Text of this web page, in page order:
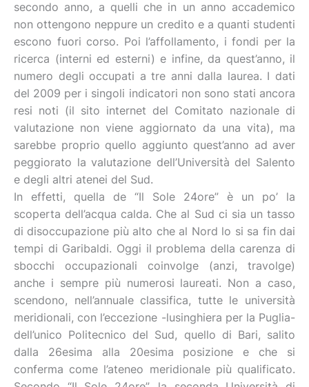
secondo anno, a quelli che in un anno accademico
non ottengono neppure un credito e a quanti studenti
escono fuori corso. Poi l’affollamento, i fondi per la
ricerca (interni ed esterni) e infine, da quest’anno, il
numero degli occupati a tre anni dalla laurea. I dati
del 2009 per i singoli indicatori non sono stati ancora
resi noti (il sito internet del Comitato nazionale di
valutazione non viene aggiornato da una vita), ma
sarebbe proprio quello aggiunto quest’anno ad aver
peggiorato la valutazione dell’Università del Salento
e degli altri atenei del Sud.
In effetti, quella de “Il Sole 24ore” è un po’ la
scoperta dell’acqua calda. Che al Sud ci sia un tasso
di disoccupazione più alto che al Nord lo si sa fin dai
tempi di Garibaldi. Oggi il problema della carenza di
sbocchi occupazionali coinvolge (anzi, travolge)
anche i sempre più numerosi laureati. Non a caso,
scendono, nell’annuale classifica, tutte le università
meridionali, con l’eccezione -lusinghiera per la Puglia-
dell’unico Politecnico del Sud, quello di Bari, salito
dalla 26esima alla 20esima posizione e che si
conferma come l’ateneo meridionale più qualificato.